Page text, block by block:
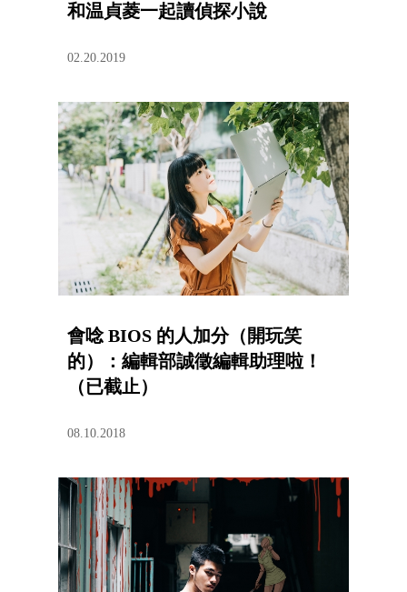
和温貞菱一起讀偵探小說
02.20.2019
會唸 BIOS 的人加分（開玩笑
的）：編輯部誠徵編輯助理啦！
（已截止）
08.10.2018